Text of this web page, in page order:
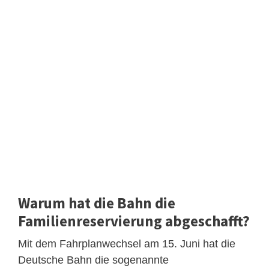
Warum hat die Bahn die
Familienreservierung abgeschafft?
Mit dem Fahrplanwechsel am 15. Juni hat die
Deutsche Bahn die sogenannte